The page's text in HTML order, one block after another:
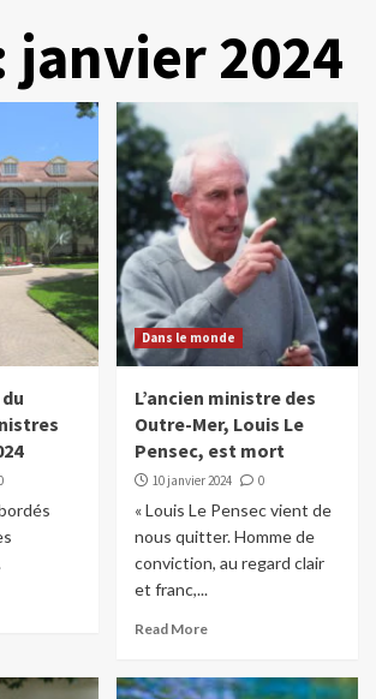
janvier 2024
Dans le monde
L’ancien ministre des
Outre-Mer, Louis Le
Pensec, est mort
10 janvier 2024 0
« Louis Le Pensec vient de
nous quitter. Homme de
conviction, au regard clair
et franc,...
Read More